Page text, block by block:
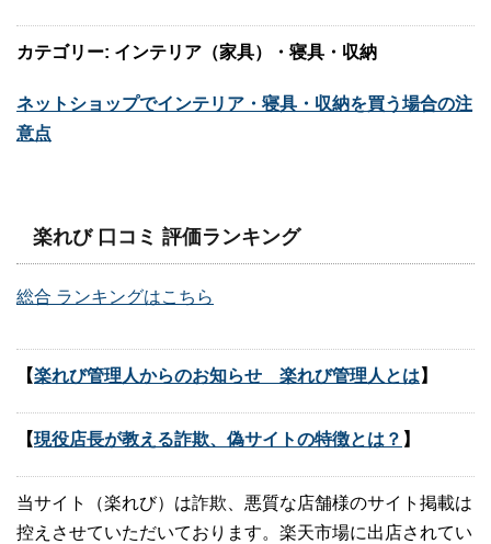
カテゴリー: インテリア（家具）・寝具・収納
ネットショップでインテリア・寝具・収納を買う場合の注
意点
楽れび 口コミ 評価ランキング
総合 ランキングはこちら
【楽れび管理人からのお知らせ 楽れび管理人とは 】
【現役店長が教える詐欺、偽サイトの特徴とは？ 】
当サイト（楽れび）は詐欺、悪質な店舗様のサイト掲載は
控えさせていただいております。楽天市場に出店されてい